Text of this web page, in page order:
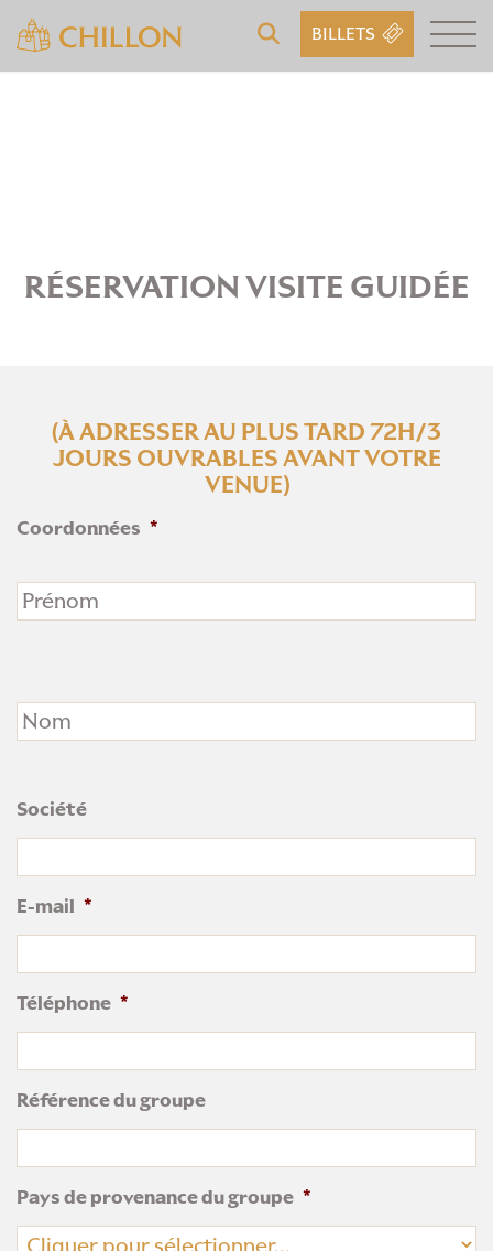
BILLETS
RÉSERVATION VISITE GUIDÉE
(À ADRESSER AU PLUS TARD 72H/3
JOURS OUVRABLES AVANT VOTRE
VENUE)
Coordonnées *
Société
E-mail *
Téléphone *
Référence du groupe
Pays de provenance du groupe *